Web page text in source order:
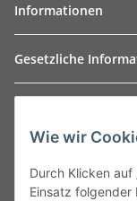
Informationen
Gesetzliche
Leibnizstraße 2a
Germany
Wie wir
Durch Klicken auf
Einsatz folgender